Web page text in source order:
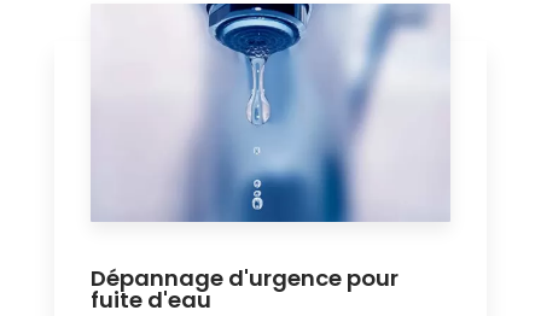
Dépannage d'urgence pour
fuite d'eau